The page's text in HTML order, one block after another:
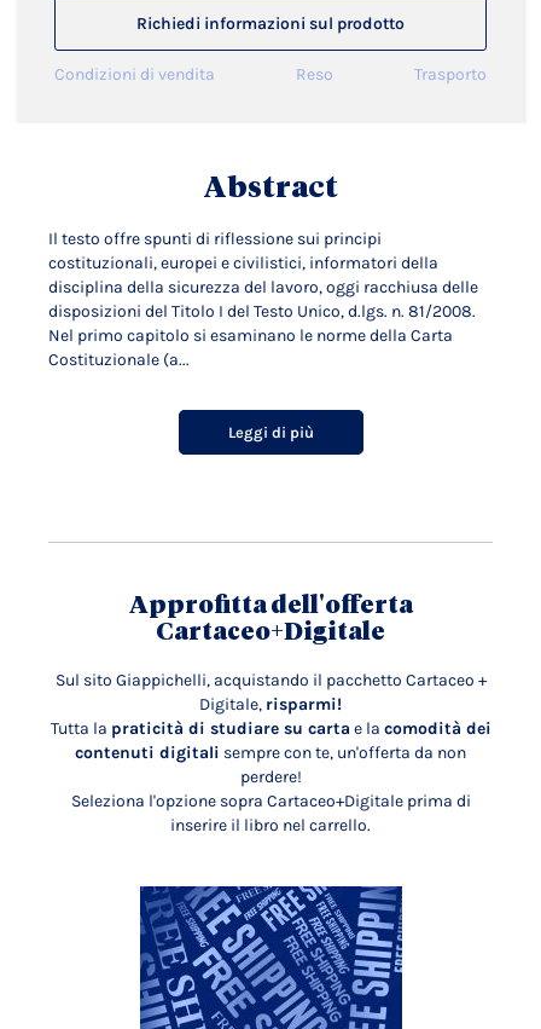
Richiedi informazioni sul prodotto
Condizioni di vendita Reso Trasporto
Abstract
Il testo offre spunti di riflessione sui principi
costituzionali, europei e civilistici, informatori della
disciplina della sicurezza del lavoro, oggi racchiusa delle
disposizioni del Titolo I del Testo Unico, d.lgs. n. 81/2008.
Nel primo capitolo si esaminano le norme della Carta
Costituzionale (a...
Leggi di più
Approfitta dell'offerta
Cartaceo+Digitale
Sul sito Giappichelli, acquistando il pacchetto Cartaceo +
Digitale, risparmi!
Tutta la praticità di studiare su carta e la comodità dei
contenuti digitali sempre con te, un'offerta da non
perdere!
Seleziona l'opzione sopra Cartaceo+Digitale prima di
inserire il libro nel carrello.